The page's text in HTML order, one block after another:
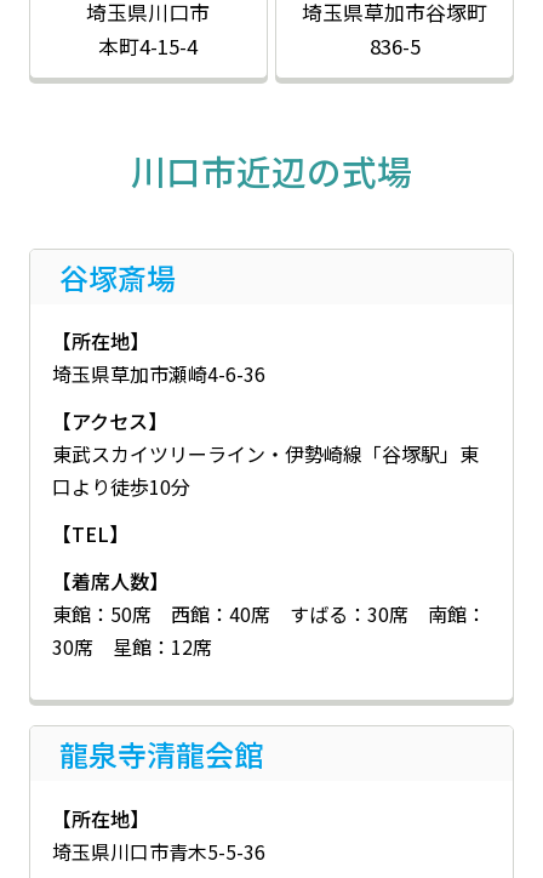
埼玉県川口市
本町4-15-4
埼玉県草加市谷塚町
836-5
川口市近辺の式場
谷塚斎場
【所在地】
埼玉県草加市瀬崎4-6-36
【アクセス】
東武スカイツリーライン・伊勢崎線「谷塚駅」東
口より徒歩10分
【TEL】
【着席人数】
東館：50席 西館：40席 すばる：30席 南館：
30席 星館：12席
龍泉寺清龍会館
【所在地】
埼玉県川口市青木5-5-36